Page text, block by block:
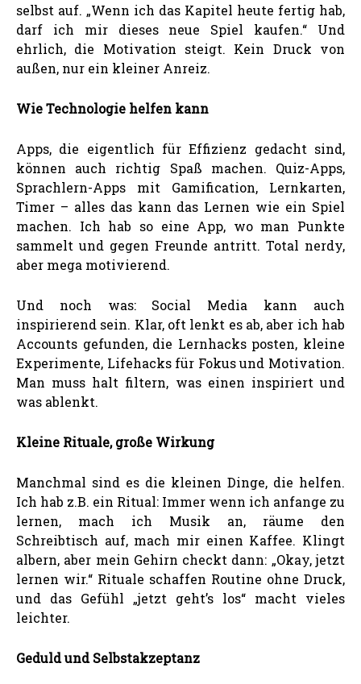
selbst auf. „Wenn ich das Kapitel heute fertig hab,
darf ich mir dieses neue Spiel kaufen.“ Und
ehrlich, die Motivation steigt. Kein Druck von
außen, nur ein kleiner Anreiz.
Wie Technologie helfen kann
Apps, die eigentlich für Effizienz gedacht sind,
können auch richtig Spaß machen. Quiz-Apps,
Sprachlern-Apps mit Gamification, Lernkarten,
Timer – alles das kann das Lernen wie ein Spiel
machen. Ich hab so eine App, wo man Punkte
sammelt und gegen Freunde antritt. Total nerdy,
aber mega motivierend.
Und noch was: Social Media kann auch
inspirierend sein. Klar, oft lenkt es ab, aber ich hab
Accounts gefunden, die Lernhacks posten, kleine
Experimente, Lifehacks für Fokus und Motivation.
Man muss halt filtern, was einen inspiriert und
was ablenkt.
Kleine Rituale, große Wirkung
Manchmal sind es die kleinen Dinge, die helfen.
Ich hab z.B. ein Ritual: Immer wenn ich anfange zu
lernen, mach ich Musik an, räume den
Schreibtisch auf, mach mir einen Kaffee. Klingt
albern, aber mein Gehirn checkt dann: „Okay, jetzt
lernen wir.“ Rituale schaffen Routine ohne Druck,
und das Gefühl „jetzt geht’s los“ macht vieles
leichter.
Geduld und Selbstakzeptanz